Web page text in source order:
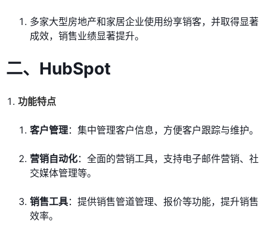
多家大型房地产和家居企业使用纷享销客，并取得显著
成效，销售业绩显著提升。
二、 HubSpot
功能特点
客户管理：集中管理客户信息，方便客户跟踪与维护。
营销自动化：全面的营销工具，支持电子邮件营销、社
交媒体管理等。
销售工具：提供销售管道管理、报价等功能，提升销售
效率。